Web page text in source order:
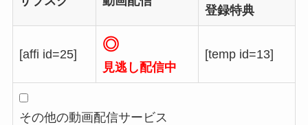
登録特典
[affi id=25]
◎
見逃し配信中
[temp id=13]
その他の動画配信サービス